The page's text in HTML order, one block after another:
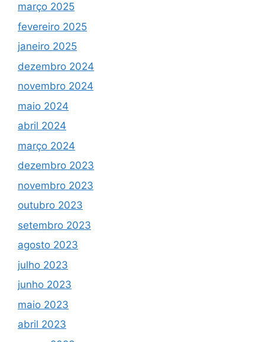
março 2025
fevereiro 2025
janeiro 2025
dezembro 2024
novembro 2024
maio 2024
abril 2024
março 2024
dezembro 2023
novembro 2023
outubro 2023
setembro 2023
agosto 2023
julho 2023
junho 2023
maio 2023
abril 2023